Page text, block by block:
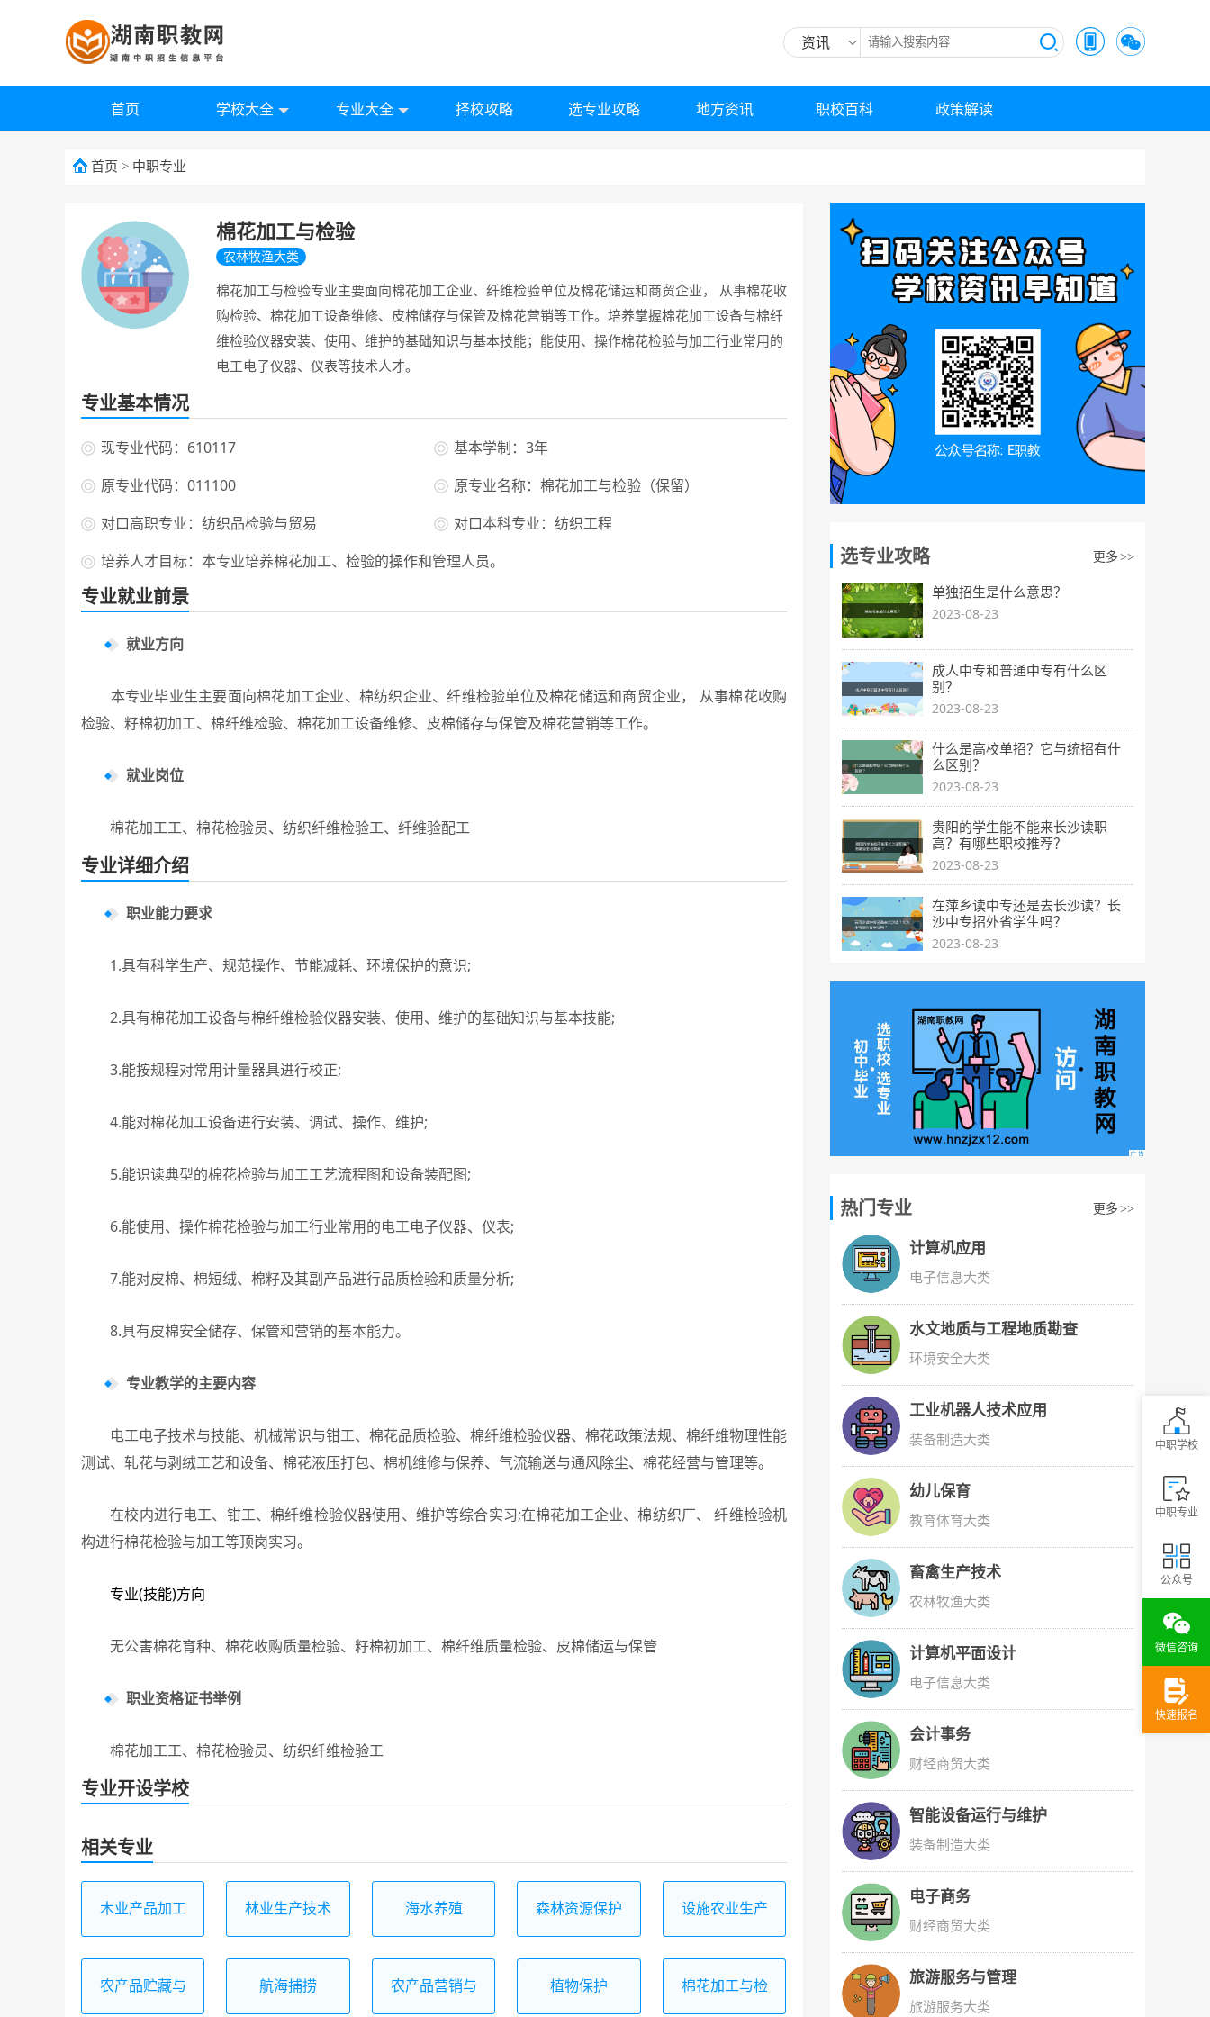
资讯
首页 学校大全 专业大全 择校攻略 选专业攻略 地方资讯 职校百科 政策解读
首页 > 中职专业
棉花加工与检验
农林牧渔大类
棉花加工与检验专业主要面向棉花加工企业、纤维检验单位及棉花储运和商贸企业， 从事棉花收
购检验、棉花加工设备维修、皮棉储存与保管及棉花营销等工作。培养掌握棉花加工设备与棉纤
维检验仪器安装、使用、维护的基础知识与基本技能；能使用、操作棉花检验与加工行业常用的
电工电子仪器、仪表等技术人才。
专业基本情况
现专业代码：610117
基本学制：3年
原专业代码：011100
原专业名称：棉花加工与检验（保留）
对口高职专业：纺织品检验与贸易
对口本科专业：纺织工程
培养人才目标：本专业培养棉花加工、检验的操作和管理人员。
专业就业前景
就业方向
本专业毕业生主要面向棉花加工企业、棉纺织企业、纤维检验单位及棉花储运和商贸企业， 从事棉花收购
检验、籽棉初加工、棉纤维检验、棉花加工设备维修、皮棉储存与保管及棉花营销等工作。
就业岗位
棉花加工工、棉花检验员、纺织纤维检验工、纤维验配工
专业详细介绍
职业能力要求
1.具有科学生产、规范操作、节能减耗、环境保护的意识;
2.具有棉花加工设备与棉纤维检验仪器安装、使用、维护的基础知识与基本技能;
3.能按规程对常用计量器具进行校正;
4.能对棉花加工设备进行安装、调试、操作、维护;
5.能识读典型的棉花检验与加工工艺流程图和设备装配图;
6.能使用、操作棉花检验与加工行业常用的电工电子仪器、仪表;
7.能对皮棉、棉短绒、棉籽及其副产品进行品质检验和质量分析;
8.具有皮棉安全储存、保管和营销的基本能力。
专业教学的主要内容
电工电子技术与技能、机械常识与钳工、棉花品质检验、棉纤维检验仪器、棉花政策法规、棉纤维物理性能
测试、轧花与剥绒工艺和设备、棉花液压打包、棉机维修与保养、气流输送与通风除尘、棉花经营与管理等。
在校内进行电工、钳工、棉纤维检验仪器使用、维护等综合实习;在棉花加工企业、棉纺织厂、 纤维检验机
构进行棉花检验与加工等顶岗实习。
专业(技能)方向
无公害棉花育种、棉花收购质量检验、籽棉初加工、棉纤维质量检验、皮棉储运与保管
职业资格证书举例
棉花加工工、棉花检验员、纺织纤维检验工
专业开设学校
相关专业
木业产品加工
林业生产技术 海水养殖
森林资源保护
设施农业生产
农产品贮藏与
航海捕捞
农产品营销与
植物保护
棉花加工与检
选专业攻略 更多 >>
单独招生是什么意思？
2023-08-23
成人中专和普通中专有什么区
别？
2023-08-23
什么是高校单招？它与统招有什
么区别？
2023-08-23
贵阳的学生能不能来长沙读职
高？有哪些职校推荐？
2023-08-23
在萍乡读中专还是去长沙读？长
沙中专招外省学生吗？
2023-08-23
热门专业 更多 >>
计算机应用
电子信息大类
水文地质与工程地质勘查
环境安全大类
工业机器人技术应用
装备制造大类
幼儿保育
教育体育大类
畜禽生产技术
农林牧渔大类
计算机平面设计
电子信息大类
会计事务
财经商贸大类
智能设备运行与维护
装备制造大类
电子商务
财经商贸大类
旅游服务与管理
旅游服务大类
中职学校
中职专业
公众号
微信咨询
快速报名